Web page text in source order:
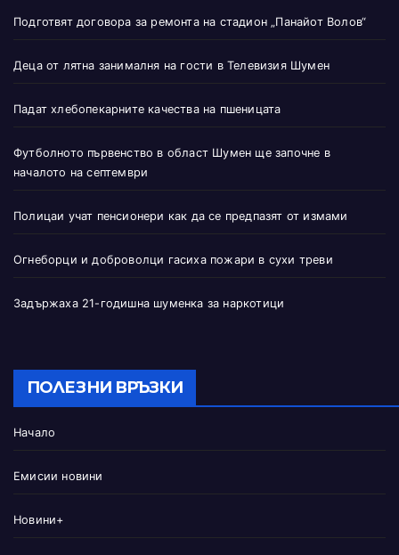
Подготвят договора за ремонта на стадион „Панайот Волов“
Деца от лятна занималня на гости в Телевизия Шумен
Падат хлебопекарните качества на пшеницата
Футболното първенство в област Шумен ще започне в
началото на септември
Полицаи учат пенсионери как да се предпазят от измами
Огнеборци и доброволци гасиха пожари в сухи треви
Задържаха 21-годишна шуменка за наркотици
ПОЛЕЗНИ ВРЪЗКИ
Начало
Емисии новини
Новини+